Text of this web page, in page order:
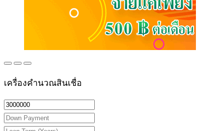
เครื่องคำนวณสินเชื่อ